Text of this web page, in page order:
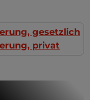
gesetzlich
privat